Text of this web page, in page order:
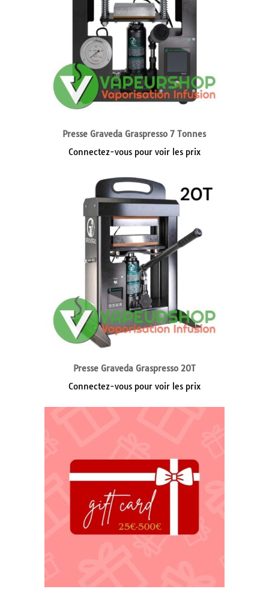
Presse Graveda Graspresso 7 Tonnes
Connectez-vous pour voir les prix
Presse Graveda Graspresso 20T
Connectez-vous pour voir les prix